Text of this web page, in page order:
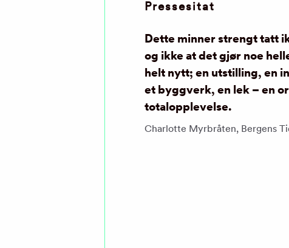
Pressesitat
Dette minner strengt tatt
og ikke at det gjør noe
helt nytt; en utstilling, en
et byggverk, en lek – en
totalopplevelse.
Charlotte Myrbråten, Bergens